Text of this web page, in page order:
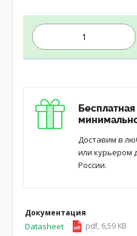
Доставим в
или курьером
России.
Документация
Datasheet pdf, 6,59 KB